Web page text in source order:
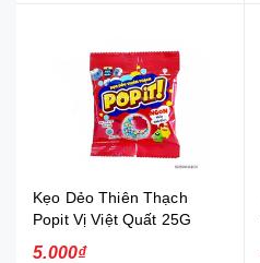
Kẹo Dẻo Thiên Thạch
Popit Vị Việt Quất 25G
5.000₫